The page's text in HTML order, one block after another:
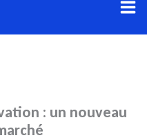
: un nouveau